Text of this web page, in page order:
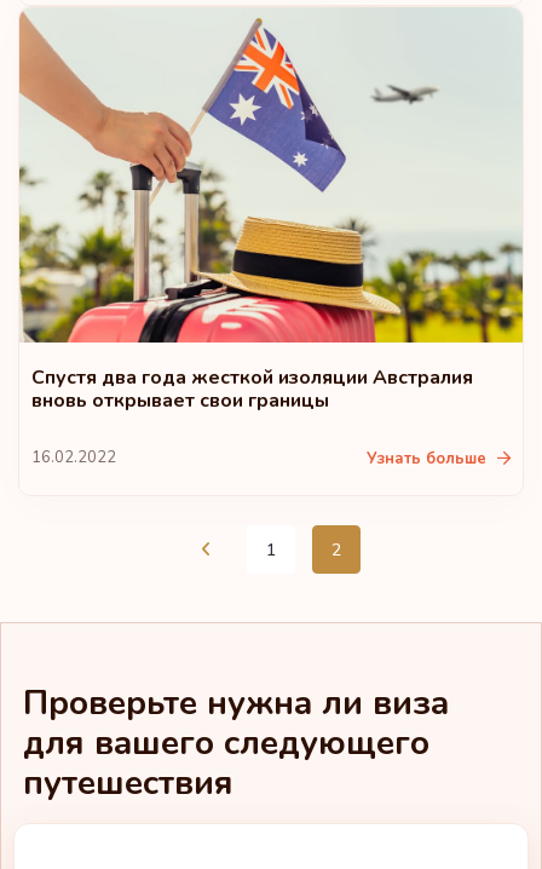
Спустя два года жесткой изоляции Австралия
вновь открывает свои границы
16.02.2022 Узнать больше
1 2
Проверьте нужна ли виза
для вашего следующего
путешествия